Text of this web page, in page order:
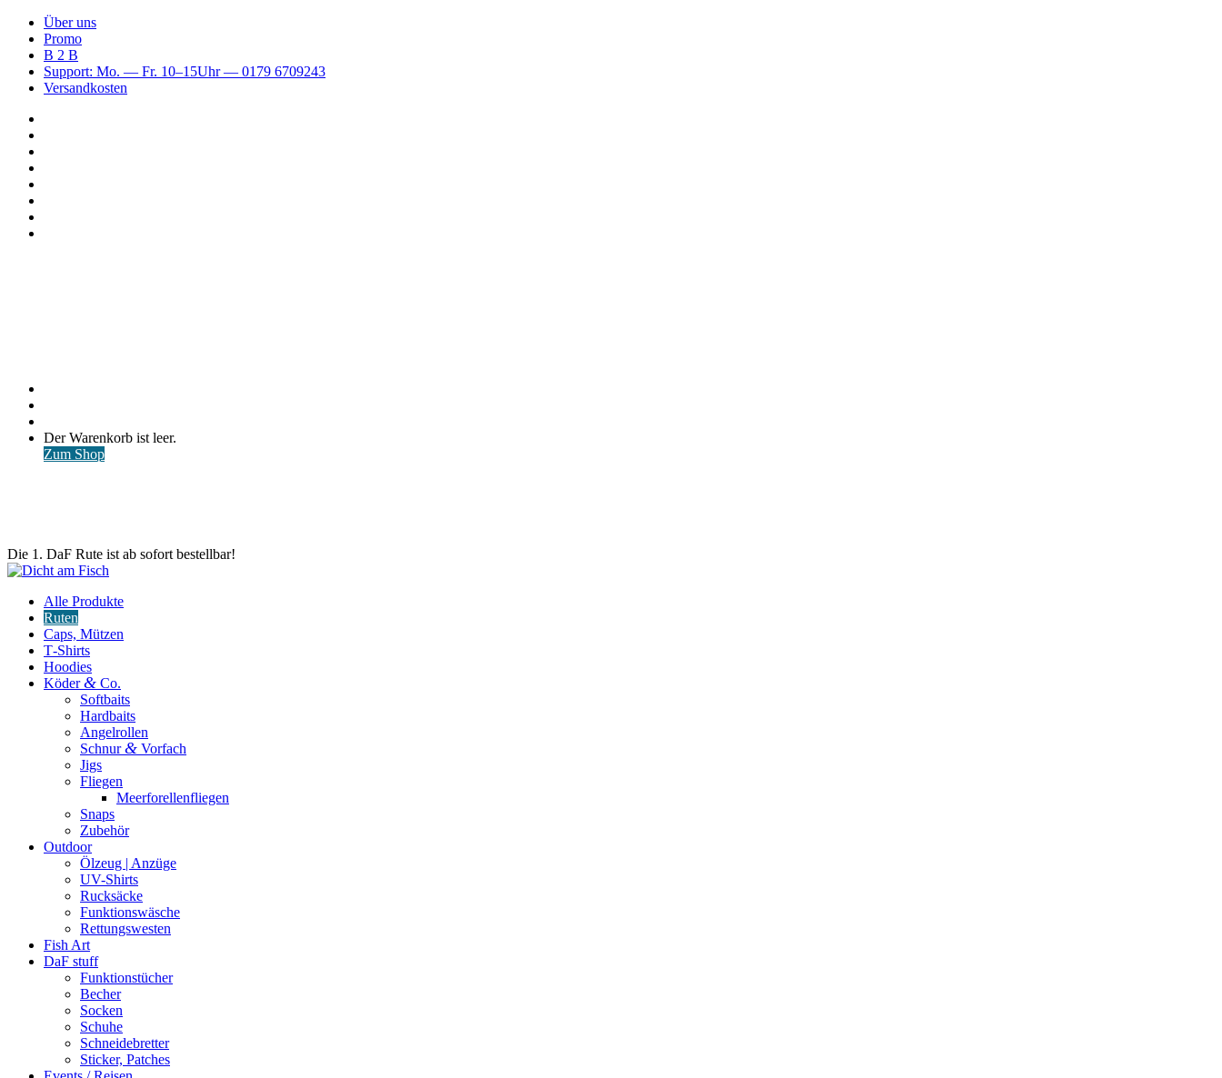
Über uns
Promo
B 2 B
Support: Mo. — Fr. 10–15Uhr — 0179 6709243
Versandkosten
Warenkorb
ansehen
Der Warenkorb ist leer.
Zum Shop
Die 1. DaF Rute ist ab sofort bestellbar!
Alle Produkte
Ruten
Caps, Mützen
T‑Shirts
Hoodies
Köder& Co.
Softbaits
Hardbaits
Angelrollen
Schnur& Vorfach
Jigs
Fliegen
Meerforellenfliegen
Snaps
Zubehör
Outdoor
Ölzeug | Anzüge
UV-Shirts
Rucksäcke
Funktionswäsche
Rettungswesten
Fish Art
DaF stuff
Funktionstücher
Becher
Socken
Schuhe
Schneidebretter
Sticker, Patches